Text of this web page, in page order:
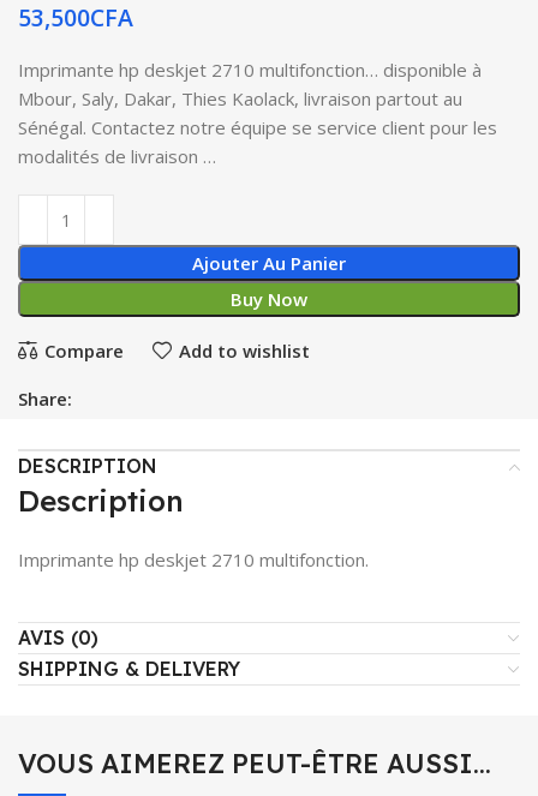
53,500CFA
Imprimante hp deskjet 2710 multifonction… disponible à
Mbour, Saly, Dakar, Thies Kaolack, livraison partout au
Sénégal. Contactez notre équipe se service client pour les
modalités de livraison …
Ajouter Au Panier
Buy Now
Compare Add to wishlist
Share:
DESCRIPTION
Description
Imprimante hp deskjet 2710 multifonction.
AVIS (0)
SHIPPING & DELIVERY
VOUS AIMEREZ PEUT-ÊTRE AUSSI…